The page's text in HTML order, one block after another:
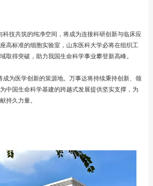
技共筑的纯净空间，将成为连接科研创新与临床应
高标准的细胞实验室，山东医科大学必将在组织工
取得突破，助力我国生命科学事业攀登新高峰。
为医学创新的策源地。万事达将持续秉持创新、领
中国生命科学基建的跨越式发展提供坚实支撑，为
持久力量。